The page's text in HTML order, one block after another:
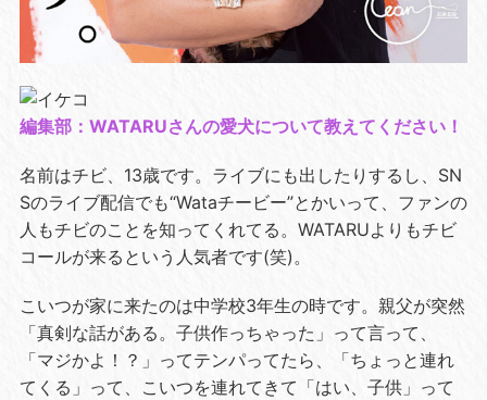
編集部：WATARUさんの愛犬について教えてください！
名前はチビ、13歳です。ライブにも出したりするし、SN
Sのライブ配信でも“Wataチービー”とかいって、ファンの
人もチビのことを知ってくれてる。WATARUよりもチビ
コールが来るという人気者です(笑)。
こいつが家に来たのは中学校3年生の時です。親父が突然
「真剣な話がある。子供作っちゃった」って言って、
「マジかよ！？」ってテンパってたら、「ちょっと連れ
てくる」って、こいつを連れてきて「はい、子供」って